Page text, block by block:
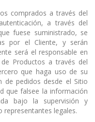
comprados a través del
a través del
fuese suministrado, se
por el Cliente, y serán
será el responsable en
Productos a través del
que haga uso de su
de pedidos desde el Sitio
que falsee la información
bajo la supervisión y
representantes legales.